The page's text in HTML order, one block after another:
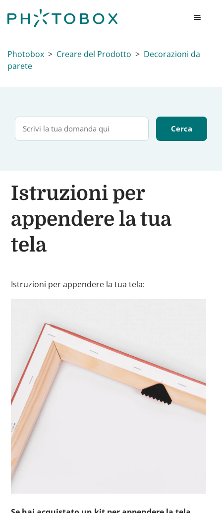
Photobox Creare del Prodotto
Decorazioni da
parete
Istruzioni per
appendere la tua
tela
Istruzioni per appendere la tua tela: